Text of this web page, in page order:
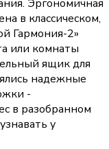
Эргономичная
в классическом,
Гармония-2»
или комнаты
ящик для
надежные
-
в разобранном
у